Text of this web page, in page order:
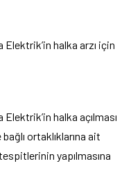
Elektrik’in halka arzı için
halka açılması
ortaklıklarına ait
yapılmasına